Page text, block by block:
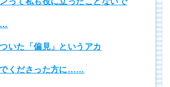
いた「偏見」というアカ
くださった方に……